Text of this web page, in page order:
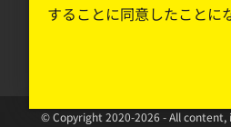
© Copyright 2020-2026 - All
することに同意したことに